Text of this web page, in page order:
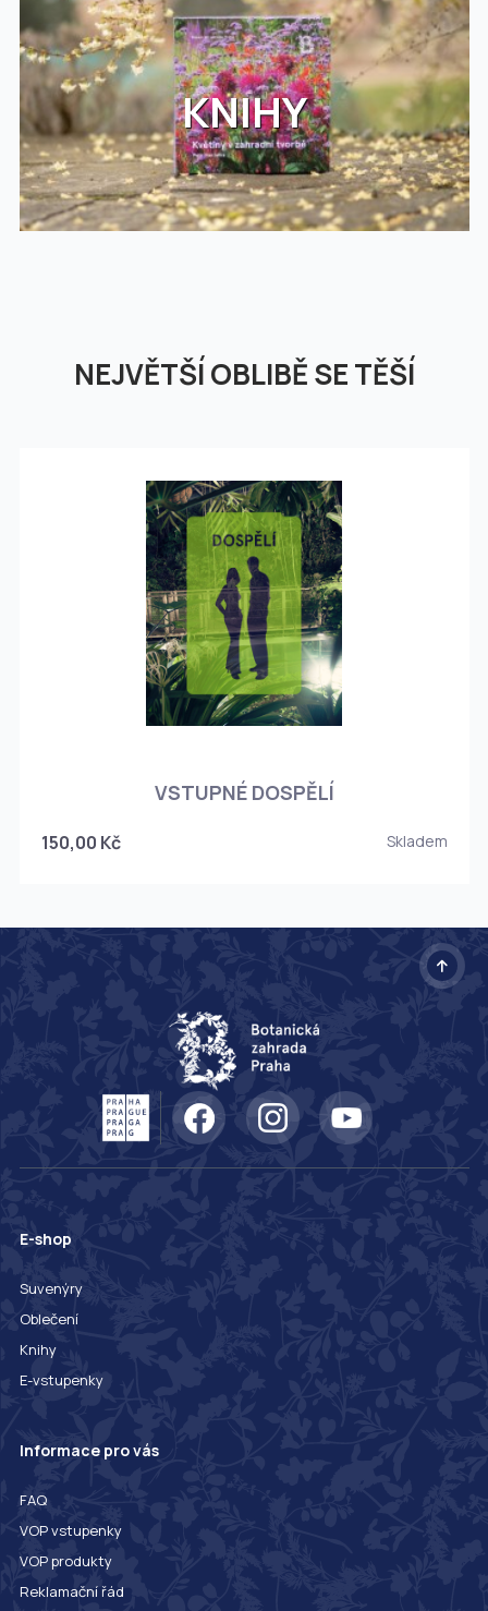
KNIHY
NEJVĚTŠÍ OBLIBĚ SE TĚŠÍ
VSTUPNÉ DOSPĚLÍ
150,00 Kč Skladem
E-shop
Suvenýry
Oblečení
Knihy
E-vstupenky
Informace pro vás
FAQ
VOP vstupenky
VOP produkty
Reklamační řád